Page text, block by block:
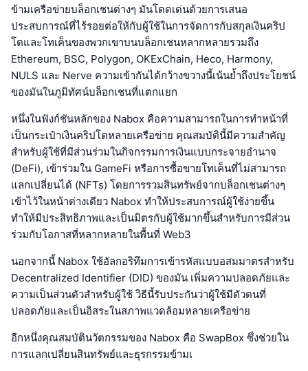
ข้ามเครือข่ายบล็อกเชนต่างๆ มันโดดเด่นด้วยการเสนอ
ประสบการณ์ที่ไร้รอยต่อให้กับผู้ใช้ในการจัดการกับสกุลเงินคริป
โตและโทเค็นของพวกเขาบนบล็อกเชนหลากหลายรวมถึง
Ethereum, BSC, Polygon, OKExChain, Heco, Harmony,
NULS และ Nerve ความเข้ากันได้กว้างขวางนี้เน้นย้ำถึงประโยชน์
ของมันในภูมิทัศน์บล็อกเชนที่แตกแยก
หนึ่งในฟังก์ชันหลักของ Nabox คือความสามารถในการทำหน้าที่
เป็นกระเป๋าเงินคริปโตหลายเครือข่าย คุณสมบัตินี้มีความสำคัญ
สำหรับผู้ใช้ที่มีส่วนร่วมในกิจกรรมการเงินแบบกระจายอำนาจ
(DeFi), เข้าร่วมใน GameFi หรือการซื้อขายโทเค็นที่ไม่สามารถ
แลกเปลี่ยนได้ (NFTs) โดยการรวมสินทรัพย์จากบล็อกเชนต่างๆ
เข้าไว้ในหน้าต่างเดียว Nabox ทำให้ประสบการณ์ผู้ใช้ง่ายขึ้น
ทำให้มีประสิทธิภาพและเป็นมิตรกับผู้ใช้มากขึ้นสำหรับการมีส่วน
ร่วมกับโอกาสที่หลากหลายในพื้นที่ Web3
นอกจากนี้ Nabox ใช้อัลกอริทึมการเข้ารหัสแบบอสมมาตรสำหรับ
Decentralized Identifier (DID) ของมัน เพิ่มความปลอดภัยและ
ความเป็นส่วนตัวสำหรับผู้ใช้ วิธีนี้รับประกันว่าผู้ใช้มีตัวตนที่
ปลอดภัยและเป็นอิสระในสภาพแวดล้อมหลายเครือข่าย
อีกหนึ่งคุณสมบัตินวัตกรรมของ Nabox คือ SwapBox ซึ่งช่วยใน
การแลกเปลี่ยนสินทรัพย์และธุรกรรมข้ามเ